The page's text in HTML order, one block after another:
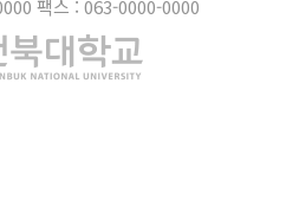
팩스 : 063-0000-0000